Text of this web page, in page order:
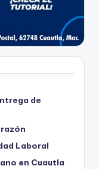
de
Laboral
en Cuautla